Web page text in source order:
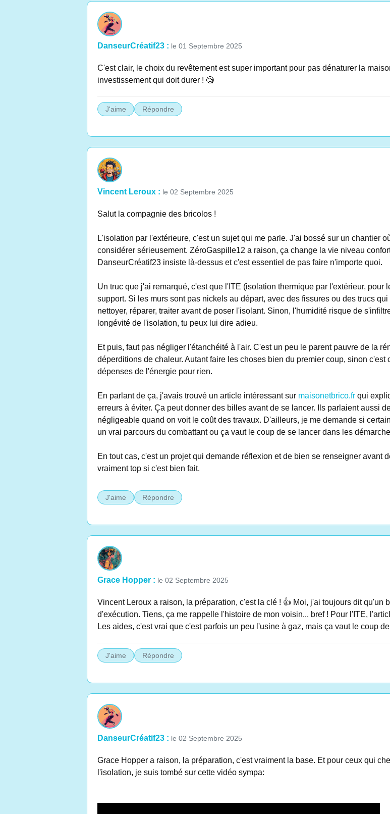
DanseurCréatif23 : le 01 Septembre 2025
C'est clair, le choix du revêtement est super important pour pas dénaturer la
investissement qui doit durer ! 🧐
J'aime Répondre
Vincent Leroux : le 02 Septembre 2025
Salut la compagnie des bricolos !
L'isolation par l'extérieure, c'est un sujet qui me parle. J'ai bossé sur un chantier
considérer sérieusement. ZéroGaspille12 a raison, ça change la vie niveau
DanseurCréatif23 insiste là-dessus et c'est essentiel de pas faire n'importe quoi.
Un truc que j'ai remarqué, c'est que l'ITE (isolation thermique par l'extérieur,
support. Si les murs sont pas nickels au départ, avec des fissures ou des trucs
nettoyer, réparer, traiter avant de poser l'isolant. Sinon, l'humidité risque de
longévité de l'isolation, tu peux lui dire adieu.
Et puis, faut pas négliger l'étanchéité à l'air. C'est un peu le parent pauvre de la
déperditions de chaleur. Autant faire les choses bien du premier coup, sinon c'est
dépenses de l'énergie pour rien.
En parlant de ça, j'avais trouvé un article intéressant sur maisonetbrico.fr qui
erreurs à éviter. Ça peut donner des billes avant de se lancer. Ils parlaient aussi
négligeable quand on voit le coût des travaux. D'ailleurs, je me demande si
un vrai parcours du combattant ou ça vaut le coup de se lancer dans les
En tout cas, c'est un projet qui demande réflexion et de bien se renseigner avant
J'aime Répondre
Grace Hopper : le 02 Septembre 2025
Vincent Leroux a raison, la préparation, c'est la clé ! 👍 Moi, j'ai toujours dit qu'un
d'exécution. Tiens, ça me rappelle l'histoire de mon voisin... bref ! Pour l'ITE,
Les aides, c'est vrai que c'est parfois un peu l'usine à gaz, mais ça vaut le coup
J'aime Répondre
DanseurCréatif23 : le 02 Septembre 2025
Grace Hopper a raison, la préparation, c'est vraiment la base. Et pour ceux qui
l'isolation, je suis tombé sur cette vidéo sympa: